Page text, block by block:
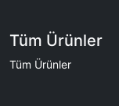
Tüm Ürünler
Tüm Ürünler